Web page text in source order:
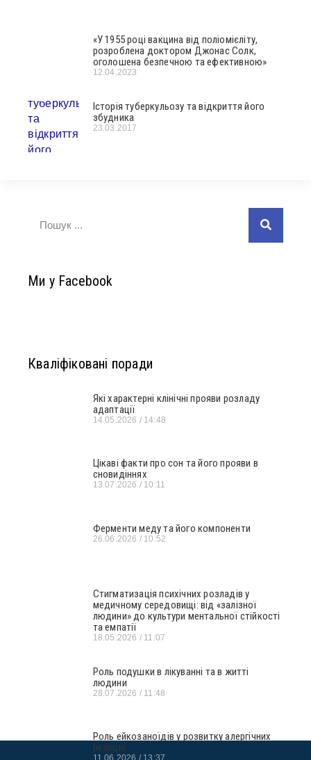
«У 1955 році вакцина від поліомієліту,
розроблена доктором Джонас Солк,
оголошена безпечною та ефективною»
12.04.2023
Історія туберкульозу та відкриття його
збудника
23.03.2017
Ми у Facebook
Кваліфіковані поради
Які характерні клінічні прояви розладу
адаптації
14.05.2026 14:48
Цікаві факти про сон та його прояви в
сновидіннях
13.07.2026 10:11
Ферменти меду та його компоненти
26.06.2026 10:52
Стигматизація психічних розладів у
медичному середовищі: від «залізної
людини» до культури ментальної стійкості
та емпатії
18.05.2026 11:07
Роль подушки в лікуванні та в житті
людини
28.07.2026 11:48
Роль ейкозаноїдів у розвитку алергічних
реакцій
11.06.2026 13:37